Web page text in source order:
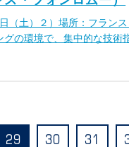
（土）２）場所：フラン
の環境で、集中的な技術
29 30 31